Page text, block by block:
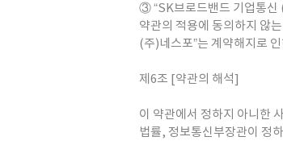
③ “SK브로드밴드 기업통신
약관의 적용에 동의하지 않
(주)네스포”는 계약해지로
제6조 [약관의 해석]
이 약관에서 정하지 아니한
법률, 정보통신부장관이 정